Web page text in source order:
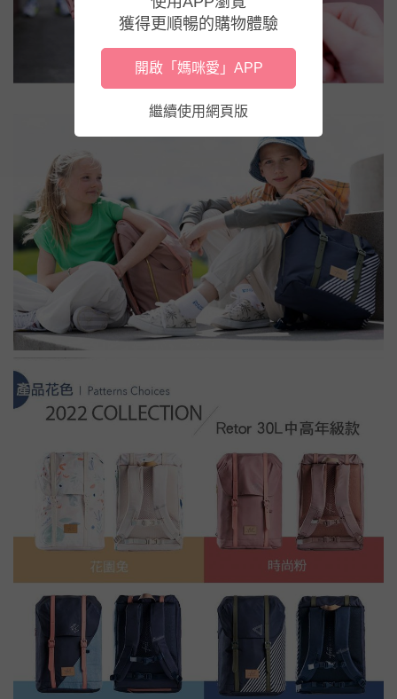
獲得更順暢的購物體驗
開啟「媽咪愛」APP
繼續使用網頁版